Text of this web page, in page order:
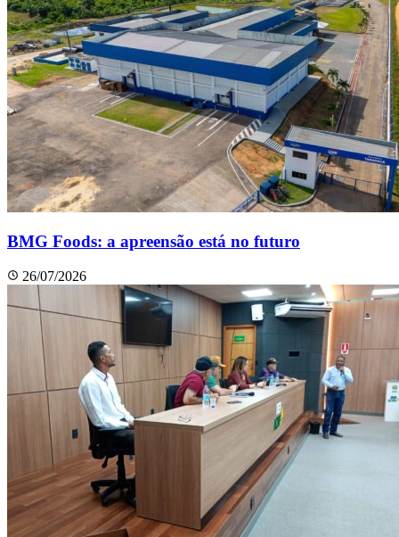
BMG Foods: a apreensão está no futuro
26/07/2026